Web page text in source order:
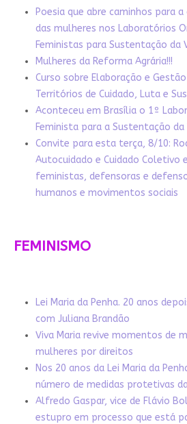
Poesia que abre caminhos para
das mulheres nos Laboratórios
Feministas para Sustentação da
Mulheres da Reforma Agrária!!!
Curso sobre Elaboração e
Territórios de Cuidado, Luta e
Aconteceu em Brasília o 1º
Feminista para a Sustentação da
Convite para esta terça, 8/10:
Autocuidado e Cuidado Coletivo
feministas, defensoras e
humanos e movimentos sociais
FEMINISMO
Lei Maria da Penha. 20 anos
com Juliana Brandão
Viva Maria revive momentos de
mulheres por direitos
Nos 20 anos da Lei Maria da
número de medidas protetivas
Alfredo Gaspar, vice de Flávio
estupro em processo que está